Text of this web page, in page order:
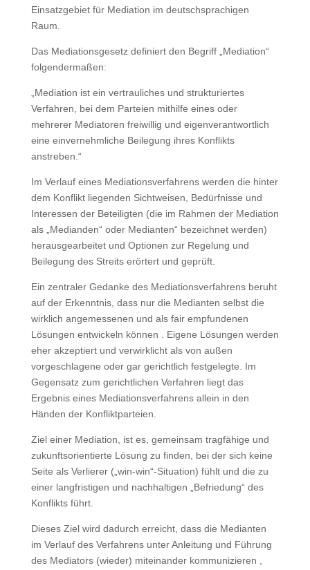
Einsatzgebiet für Mediation im deutschsprachigen
Raum.
Das Mediationsgesetz definiert den Begriff „Mediation“
folgendermaßen:
„Mediation ist ein vertrauliches und strukturiertes
Verfahren, bei dem Parteien mithilfe eines oder
mehrerer Mediatoren freiwillig und eigenverantwortlich
eine einvernehmliche Beilegung ihres Konflikts
anstreben.“
Im Verlauf eines Mediationsverfahrens werden die hinter
dem Konflikt liegenden Sichtweisen, Bedürfnisse und
Interessen der Beteiligten (die im Rahmen der Mediation
als „Medianden“ oder Medianten“ bezeichnet werden)
herausgearbeitet und Optionen zur Regelung und
Beilegung des Streits erörtert und geprüft.
Ein zentraler Gedanke des Mediationsverfahrens beruht
auf der Erkenntnis, dass nur die Medianten selbst die
wirklich angemessenen und als fair empfundenen
Lösungen entwickeln können . Eigene Lösungen werden
eher akzeptiert und verwirklicht als von außen
vorgeschlagene oder gar gerichtlich festgelegte. Im
Gegensatz zum gerichtlichen Verfahren liegt das
Ergebnis eines Mediationsverfahrens allein in den
Händen der Konfliktparteien.
Ziel einer Mediation, ist es, gemeinsam tragfähige und
zukunftsorientierte Lösung zu finden, bei der sich keine
Seite als Verlierer („win-win“-Situation) fühlt und die zu
einer langfristigen und nachhaltigen „Befriedung“ des
Konflikts führt.
Dieses Ziel wird dadurch erreicht, dass die Medianten
im Verlauf des Verfahrens unter Anleitung und Führung
des Mediators (wieder) miteinander kommunizieren ,